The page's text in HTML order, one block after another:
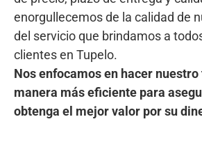
enorgullecemos de la calidad de
del servicio que brindamos a
clientes en Tupelo.
Nos enfocamos en hacer
manera más eficiente para
obtenga el mejor valor por su